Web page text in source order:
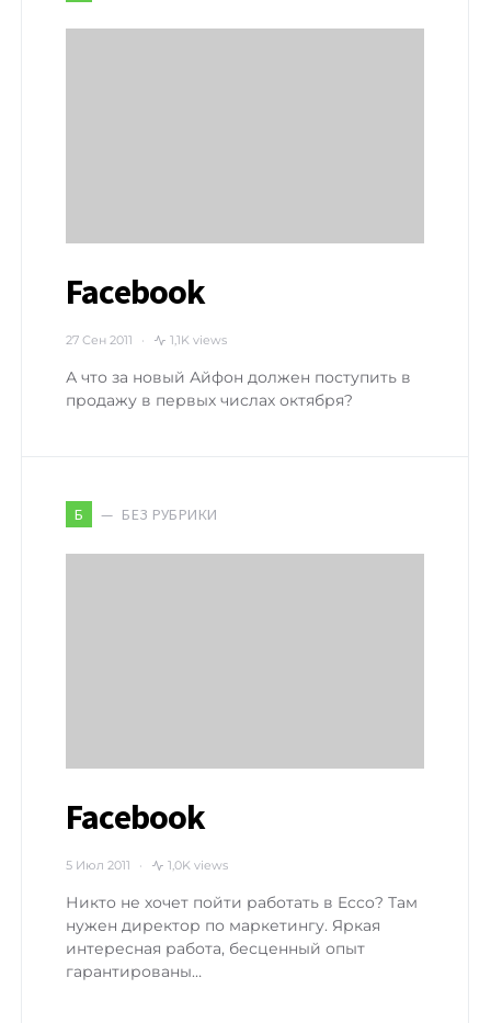
Facebook
27 Сен 2011 1,1K views
А что за новый Айфон должен поступить в
продажу в первых числах октября?
Б БЕЗ РУБРИКИ
Facebook
5 Июл 2011 1,0K views
Никто не хочет пойти работать в Ecco? Там
нужен директор по маркетингу. Яркая
интересная работа, бесценный опыт
гарантированы…